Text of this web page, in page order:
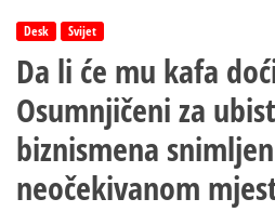
Desk Svijet
Da li će mu kafa
Osumnjičeni za
biznismena
neočekivanom